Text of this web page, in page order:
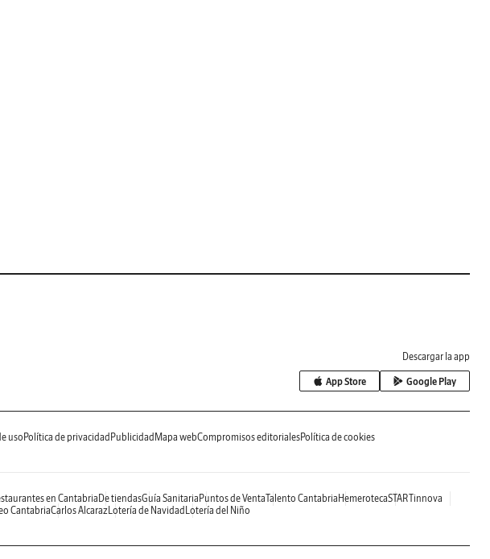
Descargar la app
App Store Google Play
usoPolítica de privacidad Publicidad Mapa webCompromisos editorialesPolítica de cookies
en Cantabria De tiendasGuía Sanitaria Puntos de VentaTalento Cantabria HemerotecaSTARTinnova
CantabriaCarlos AlcarazLotería de Navidad Lotería del Niño